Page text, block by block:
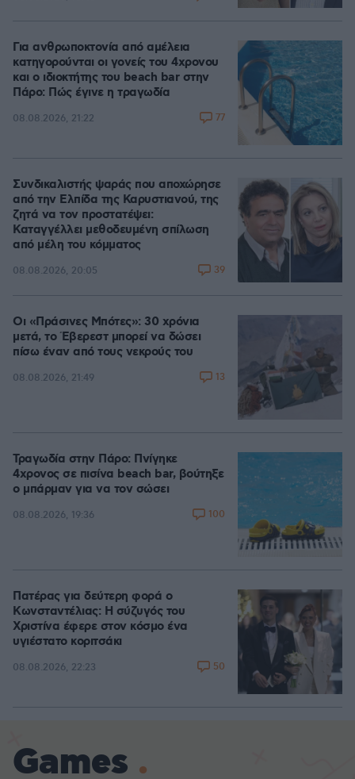
Για ανθρωποκτονία από αμέλεια
κατηγορούνται οι γονείς του 4χρονου
και ο ιδιοκτήτης του beach bar στην
Πάρο: Πώς έγινε η τραγωδία
08.08.2026, 21:22 77
Συνδικαλιστής ψαράς που αποχώρησε
από την Ελπίδα της Καρυστιανού, της
ζητά να τον προστατέψει:
Καταγγέλλει μεθοδευμένη σπίλωση
από μέλη του κόμματος
08.08.2026, 20:05 39
Οι «Πράσινες Μπότες»: 30 χρόνια
μετά, το Έβερεστ μπορεί να δώσει
πίσω έναν από τους νεκρούς του
08.08.2026, 21:49 13
Τραγωδία στην Πάρο: Πνίγηκε
4χρονος σε πισίνα beach bar, βούτηξε
ο μπάρμαν για να τον σώσει
08.08.2026, 19:36 100
Πατέρας για δεύτερη φορά ο
Κωνσταντέλιας: Η σύζυγός του
Χριστίνα έφερε στον κόσμο ένα
υγιέστατο κοριτσάκι
08.08.2026, 22:23 50
Games